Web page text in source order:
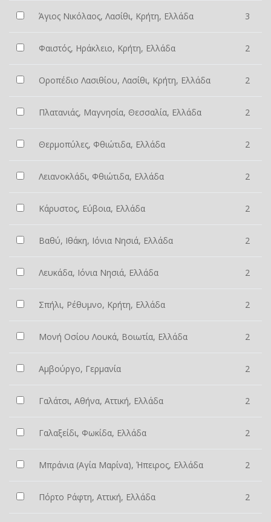
Άγιος Νικόλαος, Λασίθι, Κρήτη, Ελλάδα 3
Φαιστός, Ηράκλειο, Κρήτη, Ελλάδα 2
Οροπέδιο Λασιθίου, Λασίθι, Κρήτη, Ελλάδα 2
Πλατανιάς, Μαγνησία, Θεσσαλία, Ελλάδα 2
Θερμοπύλες, Φθιώτιδα, Ελλάδα 2
Λειανοκλάδι, Φθιώτιδα, Ελλάδα 2
Κάρυστος, Εύβοια, Ελλάδα 2
Βαθύ, Ιθάκη, Ιόνια Νησιά, Ελλάδα 2
Λευκάδα, Ιόνια Νησιά, Ελλάδα 2
Σπήλι, Ρέθυμνο, Κρήτη, Ελλάδα 2
Μονή Οσίου Λουκά, Βοιωτία, Ελλάδα 2
Αμβούργο, Γερμανία 2
Γαλάτσι, Αθήνα, Αττική, Ελλάδα 2
Γαλαξείδι, Φωκίδα, Ελλάδα 2
Μπράνια (Αγία Μαρίνα), Ήπειρος, Ελλάδα 2
Πόρτο Ράφτη, Αττική, Ελλάδα 2